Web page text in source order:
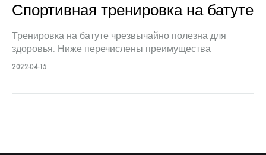
Спортивная тренировка на батуте
Тренировка на батуте чрезвычайно полезна для
здоровья. Ниже перечислены преимущества
тренировки такого рода и некоторые тонкости
2022-04-15